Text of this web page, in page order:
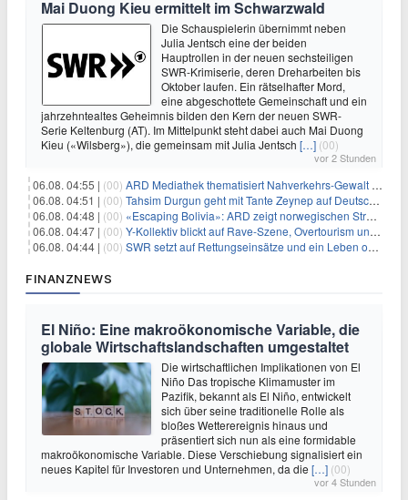
Mai Duong Kieu ermittelt im Schwarzwald
Die Schauspielerin übernimmt neben
Julia Jentsch eine der beiden
Hauptrollen in der neuen sechsteiligen
SWR-Krimiserie, deren Dreharbeiten bis
Oktober laufen. Ein rätselhafter Mord,
eine abgeschottete Gemeinschaft und ein
jahrzehntealtes Geheimnis bilden den Kern der neuen SWR-
Serie Keltenburg (AT). Im Mittelpunkt steht dabei auch Mai Duong
Kieu («Wilsberg»), die gemeinsam mit Julia Jentsch […] (00)
vor 2 Stunden
06.08. 04:55 | (00) ARD Mediathek thematisiert Nahverkehrs-Gewalt und Soldatinnen
06.08. 04:51 | (00) Tahsim Durgun geht mit Tante Zeynep auf Deutschlandreise
06.08. 04:48 | (00) «Escaping Bolivia»: ARD zeigt norwegischen Streaminghit
06.08. 04:47 | (00) Y-Kollektiv blickt auf Rave-Szene, Overtourism und Pokémon-Kult
06.08. 04:44 | (00) SWR setzt auf Rettungseinsätze und ein Leben ohne Smartphone
FINANZNEWS
El Niño: Eine makroökonomische Variable, die
globale Wirtschaftslandschaften umgestaltet
Die wirtschaftlichen Implikationen von El
Niño Das tropische Klimamuster im
Pazifik, bekannt als El Niño, entwickelt
sich über seine traditionelle Rolle als
bloßes Wetterereignis hinaus und
präsentiert sich nun als eine formidable
makroökonomische Variable. Diese Verschiebung signalisiert ein
neues Kapitel für Investoren und Unternehmen, da die […] (00)
vor 4 Stunden